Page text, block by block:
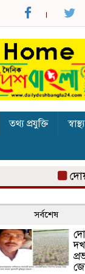
তথ্য প্রযুক্তি
সর্বশেষ